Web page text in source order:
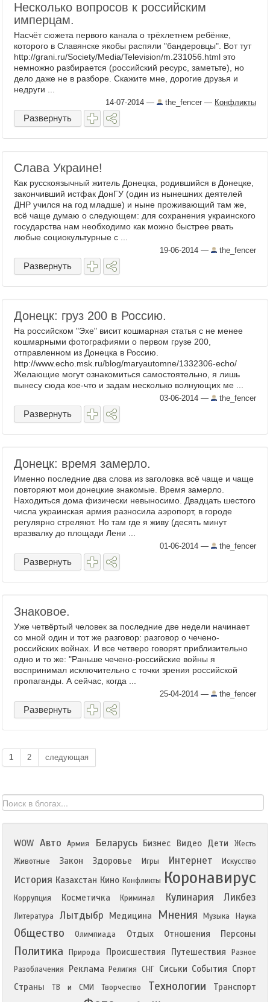
Несколько вопросов к российским
имперцам.
Насчёт сюжета первого канала о трёхлетнем ребёнке,
которого в Славянске якобы распяли "бандеровцы". Вот тут
http://grani.ru/Society/Media/Television/m.231056.html это
немножно разбирается (российский ресурс, заметьте), но
дело даже не в разборе. Скажите мне, дорогие друзья и
недруги ...
14-07-2014 — the_fencer — Конфликты
Развернуть
Слава Украине!
Как русскоязычный житель Донецка, родившийся в Донецке,
закончивший истфак ДонГУ (один из нынешних деятелей
ДНР учился на год младше) и ныне проживающий там же,
всё чаще думаю о следующем: для сохранения украинского
государства нам необходимо как можно быстрее рвать
любые социокультурные с ...
19-06-2014 — the_fencer
Развернуть
Донецк: груз 200 в Россию.
На российском "Эхе" висит кошмарная статья с не менее
кошмарными фотографиями о первом грузе 200,
отправленном из Донецка в Россию.
http://www.echo.msk.ru/blog/maryautomne/1332306-echo/
Желающие могут ознакомиться самостоятельно, я лишь
вынесу сюда кое-что и задам несколько волнующих ме ...
03-06-2014 — the_fencer
Развернуть
Донецк: время замерло.
Именно последние два слова из заголовка всё чаще и чаще
повторяют мои донецкие знакомые. Время замерло.
Находиться дома физически невыносимо. Двадцать шестого
числа украинская армия разносила аэропорт, в городе
регулярно стреляют. Но там где я живу (десять минут
вразвалку до площади Лени ...
01-06-2014 — the_fencer
Развернуть
Знаковое.
Уже четвёртый человек за последние две недели начинает
со мной один и тот же разговор: разговор о чечено-
российских войнах. И все четверо говорят приблизительно
одно и то же: "Раньше чечено-российские войны я
воспринимал исключительно с точки зрения российской
пропаганды. А сейчас, когда ...
25-04-2014 — the_fencer
Развернуть
1 2 следующая
WOW Авто Армия Беларусь Бизнес Видео Дети
Жесть
Животные
Закон Здоровье Игры Интернет Искусство
История Казахстан Кино Конфликты Коронавирус
Коррупция Косметичка Криминал Кулинария Ликбез
Литература Лытдыбр Медицина Мнения Музыка Наука
Общество Олимпиада Отдых Отношения Персоны
Политика Природа Происшествия Путешествия
Разное
Разоблачения
Реклама Религия СНГ Сиськи События Спорт
Страны
ТВ и СМИ Творчество Технологии Транспорт